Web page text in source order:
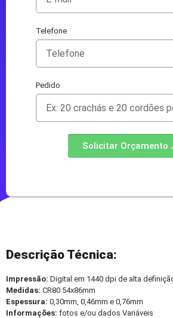
Telefone
Pedido
Solicitar Orçamento
Descrição Técnica:
Impressão: Digital em 1440 dpi de alta
Medidas: CR80 54x86mm
Espessura: 0,30mm, 0,46mm e 0,76mm
Informações: fotos e/ou dados Variáveis